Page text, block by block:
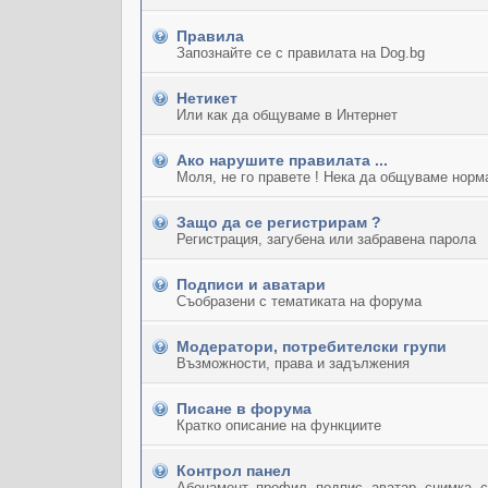
Правила
Запознайте се с правилата на Dog.bg
Нетикет
Или как да общуваме в Интернет
Ако нарушите правилата ...
Моля, не го правете ! Нека да общуваме
Защо да се регистрирам ?
Регистрация, загубена или забравена парола
Подписи и аватари
Съобразени с тематиката на форума
Модератори, потребителски групи
Възможности, права и задължения
Писане в форума
Кратко описание на функциите
Контрол панел